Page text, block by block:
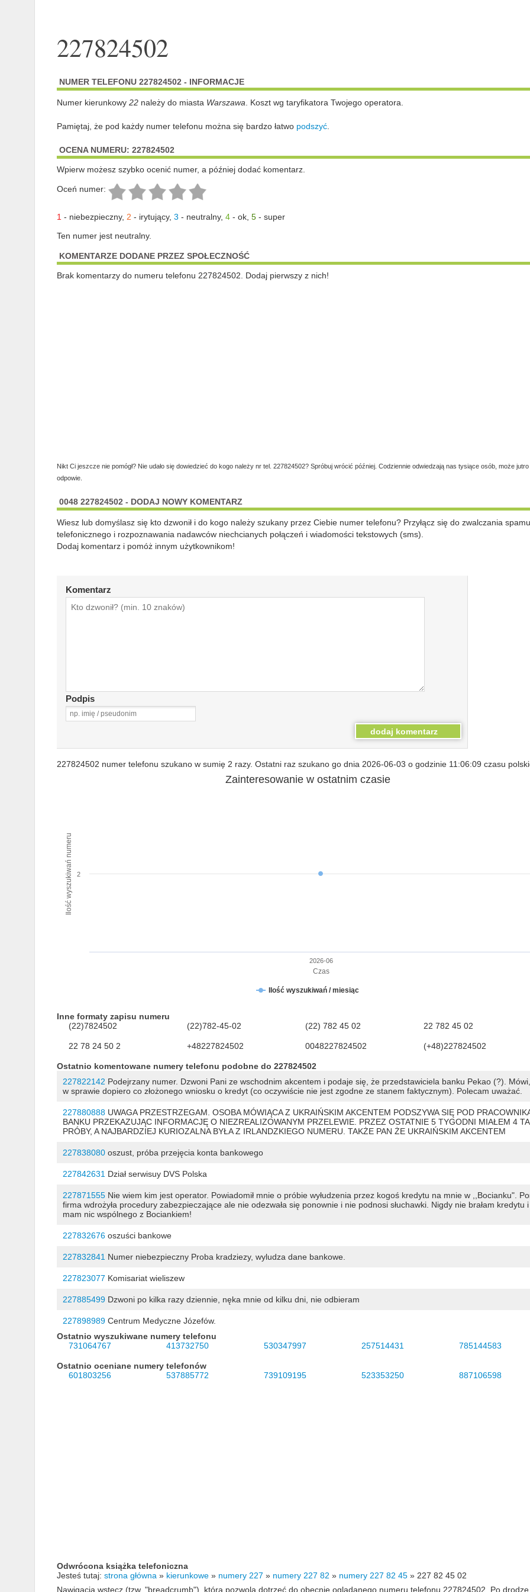
227824502
NUMER TELEFONU 227824502 - INFORMACJE
Numer kierunkowy 22należy do miasta Warszawa. Koszt wg taryfikatora Twojego operatora.
Pamiętaj, że pod każdy numer telefonu można się bardzo łatwo podszyć.
OCENA NUMERU: 227824502
Wpierw możesz szybko ocenić numer, a później dodać komentarz.
Oceń numer:
1- niebezpieczny, 2 - irytujący, 3 - neutralny, 4- ok, 5- super
Ten numer jest neutralny.
KOMENTARZE DODANE PRZEZ SPOŁECZNOŚĆ
Brak komentarzy do numeru telefonu 227824502. Dodaj pierwszy z nich!
Nikt Ci jeszcze nie pomógł? Nie udało się dowiedzieć do kogo należy nr tel. 227824502? Spróbuj wrócić później. Codziennie odwiedzają nas tysiące osób, może
odpowie.
0048 227824502 - DODAJ NOWY KOMENTARZ
Wiesz lub domyślasz się kto dzwonił i do kogo należy szukany przez Ciebie numer telefonu? Przyłącz się do zwalczania spamu
telefonicznego i rozpoznawania nadawców niechcianych połączeń i wiadomości tekstowych (sms).
Dodaj komentarz i pomóż innym użytkownikom!
Komentarz
Podpis
227824502 numer telefonu szukano w sumię 2 razy. Ostatni raz szukano go dnia 2026-06-03 o godzinie 11:06:09 czasu
Czas
Ilość wyszukiwań numeru
Zainteresowanie w ostatnim czasie
Ilość wyszukiwań / miesiąc
2026-06
2
Inne formaty zapisu numeru
(22)7824502
(22)782-45-02 (22) 782 45 02 22 782 45 02
22 78 24 50 2 +48227824502 0048227824502 (+48)227824502
Ostatnio komentowane numery telefonu podobne do 227824502
227822142 Podejrzany numer. Dzwoni Pani ze wschodnim akcentem i podaje się, że przedstawiciela banku Pekao (?).
w sprawie dopiero co złożonego wniosku o kredyt (co oczywiście nie jest zgodne ze stanem faktycznym). Polecam uważać.
227880888UWAGA PRZESTRZEGAM. OSOBA MÓWIĄCA Z UKRAIŃSKIM AKCENTEM PODSZYWA SIĘ POD
BANKU PRZEKAZUJĄC INFORMACJĘ O NIEZREALIZOWANYM PRZELEWIE. PRZEZ OSTATNIE 5 TYGODNI MIAŁEM 4
PRÓBY, A NAJBARDZIEJ KURIOZALNA BYŁA Z IRLANDZKIEGO NUMERU. TAKŻE PAN ŻE UKRAIŃSKIM AKCENTEM
227838080oszust, próba przejęcia konta bankowego
227842631Dział serwisuy DVS Polska
227871555Nie wiem kim jest operator. Powiadomił mnie o próbie wyłudzenia przez kogoś kredytu na mnie w ,,Bocianku".
firma wdrożyła procedury zabezpieczające ale nie odezwała się ponownie i nie podnosi słuchawki. Nigdy nie brałam kredytu
mam nic wspólnego z Bociankiem!
227832676oszuści bankowe
227832841Numer niebezpieczny Proba kradziezy, wyludza dane bankowe.
227823077 Komisariat wieliszew
227885499Dzwoni po kilka razy dziennie, nęka mnie od kilku dni, nie odbieram
227898989Centrum Medyczne Józefów.
Ostatnio wyszukiwane numery telefonu
731064767
413732750 530347997 257514431 785144583
Ostatnio oceniane numery telefonów
601803256
537885772 739109195 523353250 887106598
Odwrócona książka telefoniczna
Jesteś tutaj: strona główna » kierunkowe » numery 227 » numery 227 82 » numery 227 82 45 » 227 82 45 02
Nawigacja wstecz (tzw. "breadcrumb"), która pozwola dotrzeć do obecnie oglądanego numeru telefonu 227824502. Po